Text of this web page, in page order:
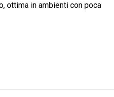
ottima in ambienti con poca